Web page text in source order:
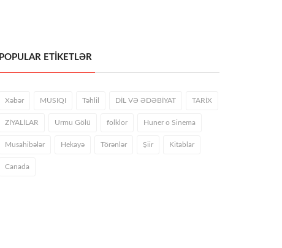
POPULAR ETİKETLƏR
Xəbər MUSIQI Təhlil DİL VƏ ƏDƏBİYAT TARİX
ZİYALİLAR Urmu Gölü folklor Huner o Sinema
Musahibələr Hekayə Törənlər Şiir Kitablar
Canada